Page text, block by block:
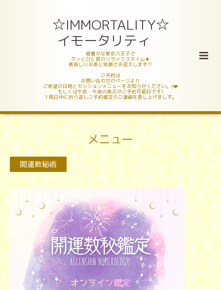
☆IMMORTALITY☆
イモータリティ
緑豊かな東京八王子で
ホッとひと息のリラックスタイム🍀
美味しいお茶と笑顔でお迎えします♡
ご予約は
お問い合わせのページより
ご希望の日時とセッションメニューをお知らせください。(❤️
もしくは午前・午後の表示がご予約可能日です)
１両日中に折り返しご予約確定のご連絡を差し上げましす。
メニュー
開運数秘術